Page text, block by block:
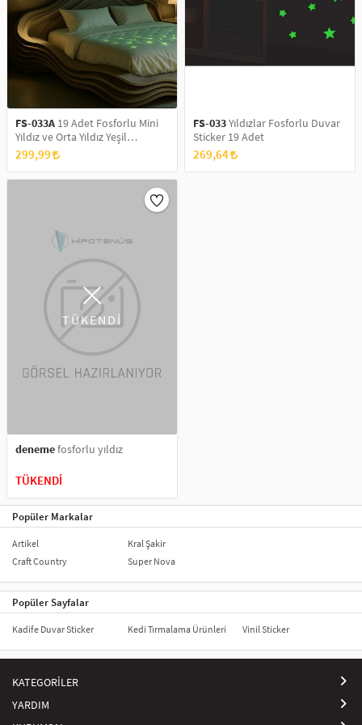
SAÇ AKSESUARLARI
GELİN / DÜĞÜN AKSESUARLARI
TELEFON ASKISI
MAKYAJ ÇANTASI
ŞAL VE FULAR
PARTİ SÜSLERİ
YILBAŞI ÜRÜNLERİ
KULLAN AT TABAK BARDAK SETİ
FS-033A 19 Adet Fosforlu Mini
Yıldız ve Orta Yıldız Yeşil
Karanlıkta Parlar Duvar ve
Tavan Çocuk Odası Süs Sticker
299,99
FS-033Yıldızlar Fosforlu Duvar
Sticker 19 Adet
269,64
TÜKENDİ
denemefosforlu yıldız
TÜKENDİ
Popüler Markalar
Artikel
Craft Country
Kral Şakir
Super Nova
Popüler Sayfalar
Kadife Duvar Sticker Kedi Tırmalama Ürünleri Vinil Sticker
KATEGORİLER
YARDIM